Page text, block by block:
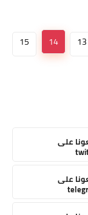
13
14
15
على
على